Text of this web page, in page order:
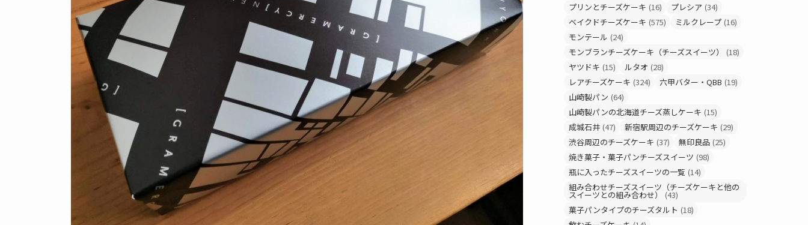
プリンとチーズケーキ (16) プレシア (34)
ベイクドチーズケーキ (575) ミルクレープ (16)
モンテール (24)
モンブランチーズケーキ（チーズスイーツ）
(18)
ヤツドキ (15) ルタオ (28)
レアチーズケーキ (324) 六甲バター・QBB (19)
山崎製パン (64)
山崎製パンの北海道チーズ蒸しケーキ (15)
成城石井 (47) 新宿駅周辺のチーズケーキ (29)
渋谷周辺のチーズケーキ (37) 無印良品 (25)
焼き菓子・菓子パンチーズスイーツ (98)
瓶に入ったチーズスイーツの一覧 (14)
組み合わせチーズスイーツ（チーズケーキと他の
スイーツとの組み合わせ）
(43)
菓子パンタイプのチーズタルト (18)